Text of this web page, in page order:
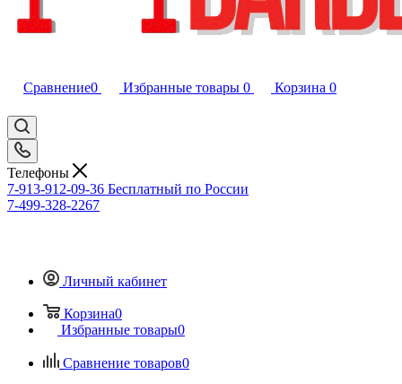
Сравнение0 Избранные товары 0 Корзина 0
Телефоны
7-913-912-09-36 Бесплатный по России
7-499-328-2267
Личный кабинет
Корзина0
Избранные товары0
Сравнение товаров0